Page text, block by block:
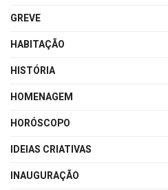
GREVE
HABITAÇÃO
HISTÓRIA
HOMENAGEM
HORÓSCOPO
IDEIAS CRIATIVAS
INAUGURAÇÃO